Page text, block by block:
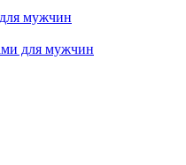
мужчин
для мужчин